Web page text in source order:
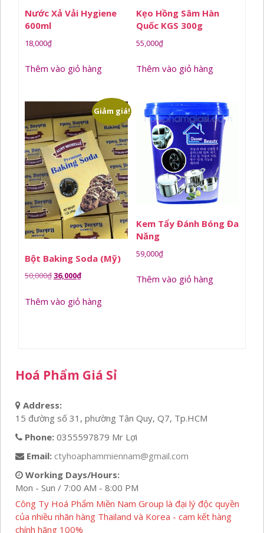
Nước Xả Vải Hygiene
600ml
18,000₫
Thêm vào giỏ hàng
Kẹo Hồng Sâm Hàn
Quốc KGS 300g
55,000₫
Thêm vào giỏ hàng
Giảm giá!
Bột Baking Soda (Mỹ)
50,000₫Giá
là:
36,000₫Giá
tại
Thêm vào giỏ hàng
Kem Tẩy Đánh Bóng Đa
Năng
59,000₫
Thêm vào giỏ hàng
Hoá Phẩm Giá Sỉ
Address:
15 đường số 31, phường Tân Quy, Q7, Tp.HCM
Phone: 0355597879 Mr Lợi
Email: ctyhoaphammiennam@gmail.com
Working Days/Hours:
Mon - Sun / 7:00 AM - 8:00 PM
Công Ty Hoá Phẩm Miền Nam Group là đại lý độc quyền
của nhiều nhãn hàng Thailand và Korea - cam kết hàng
chính hãng 100%